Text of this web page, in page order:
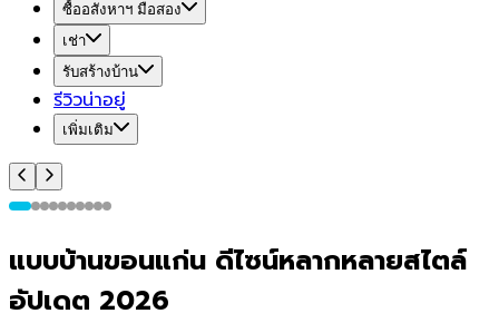
ซื้ออสังหาฯ มือสอง
เช่า
รับสร้างบ้าน
รีวิวน่าอยู่
เพิ่มเติม
แบบบ้านขอนแก่น ดีไซน์หลากหลายสไตล์
อัปเดต 2026